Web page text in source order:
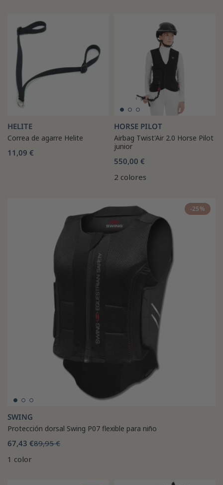
HELITE
Correa de agarre Helite
11,09 €
HORSE PILOT
Airbag Twist'Air 2.0 Horse Pilot
junior
550,00 €
2 colores
-25%
SWING
Protección dorsal Swing P07 flexible para niño
67,43 €89,95 €
1 color